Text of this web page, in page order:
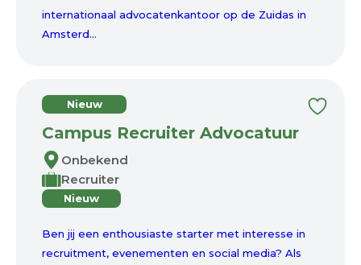
internationaal advocatenkantoor op de Zuidas in
Amsterd...
Nieuw
Campus Recruiter Advocatuur
Onbekend
Recruiter
Nieuw
Ben jij een enthousiaste starter met interesse in
recruitment, evenementen en social media? Als